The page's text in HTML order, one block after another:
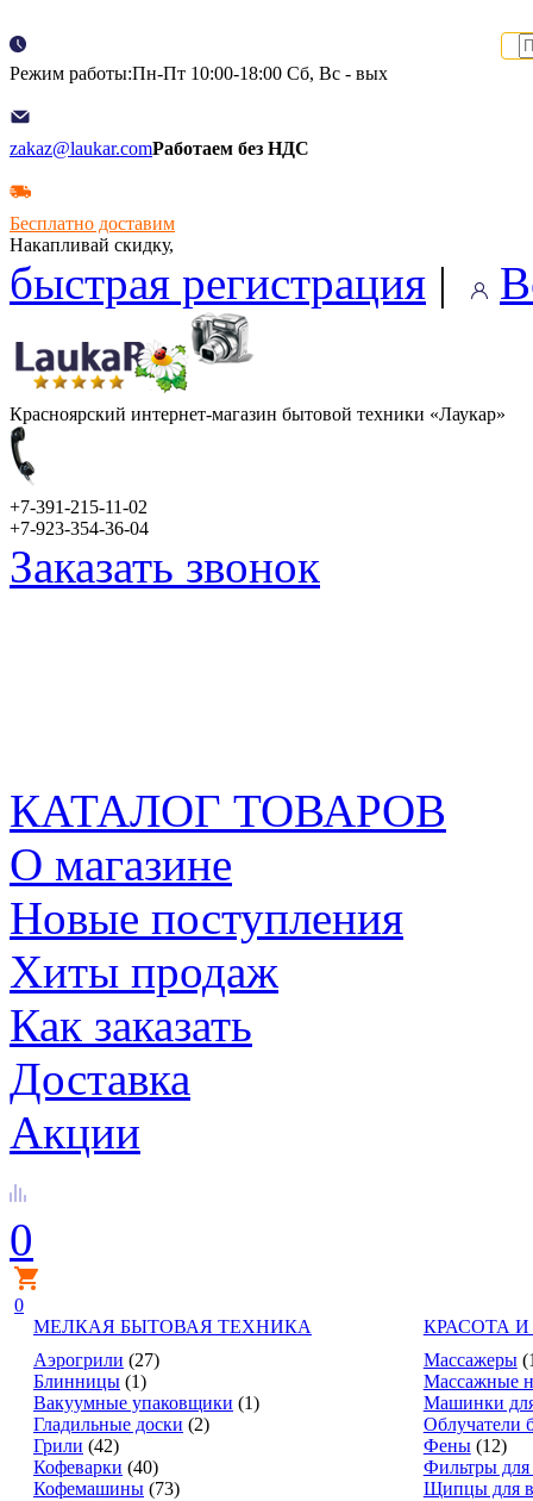
Режим работы:Пн-Пт 10:00-18:00 Сб, Вс - вых
zakaz@laukar.comРаботаем без НДС
Бесплатно доставим
Накапливай скидку,
быстрая регистрация |
Красноярский интернет-магазин бытовой техники «Лаукар»
+7-391-215-11-02
+7-923-354-36-04
Заказать звонок
КАТАЛОГ ТОВАРОВ
О магазине
Новые поступления
Хиты продаж
Как заказать
Доставка
Акции
0
0
МЕЛКАЯ БЫТОВАЯ ТЕХНИКА
Аэрогрили (27)
Блинницы (1)
Вакуумные упаковщики (1)
Гладильные доски (2)
Грили (42)
Кофеварки (40)
Кофемашины (73)
КРАСОТА И
Массажеры
Массажные
Машинки
Облучатели
Фены (12)
Фильтры
Щипцы для